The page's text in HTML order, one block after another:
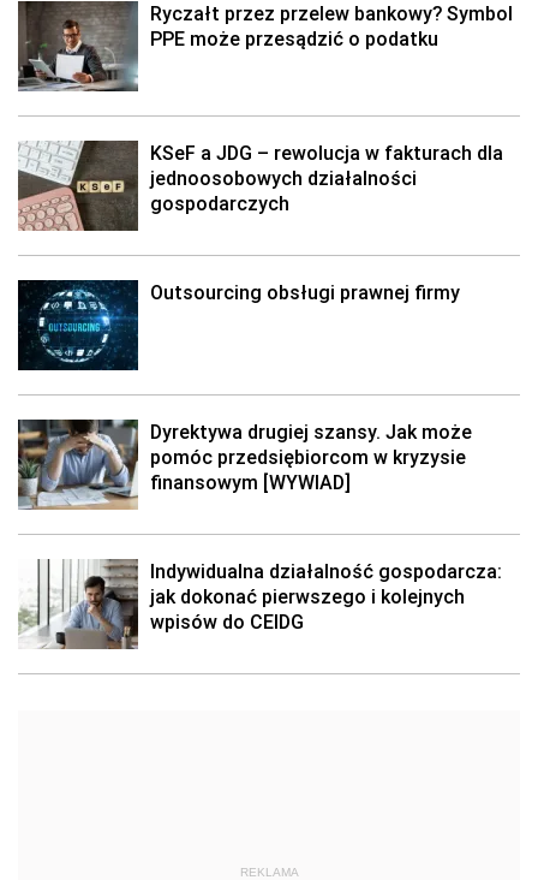
Ryczałt przez przelew bankowy? Symbol
PPE może przesądzić o podatku
KSeF a JDG – rewolucja w fakturach dla
jednoosobowych działalności
gospodarczych
Outsourcing obsługi prawnej firmy
Dyrektywa drugiej szansy. Jak może
pomóc przedsiębiorcom w kryzysie
finansowym [WYWIAD]
Indywidualna działalność gospodarcza:
jak dokonać pierwszego i kolejnych
wpisów do CEIDG
REKLAMA